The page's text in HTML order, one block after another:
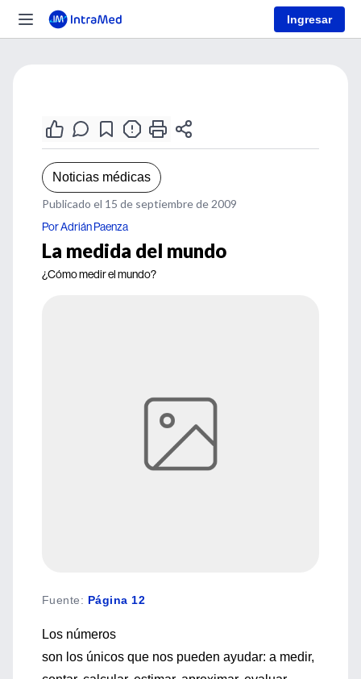
Ingresar
Noticias médicas
Publicado el 15 de septiembre de 2009
Por Adrián Paenza
La medida del mundo
¿Cómo medir el mundo?
Fuente: Página 12
Los números
son los únicos que nos pueden ayudar: a medir,